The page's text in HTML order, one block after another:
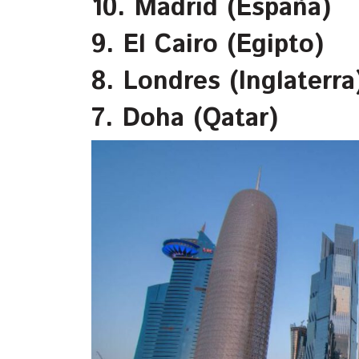
10. Madrid (España)
9. El Cairo (Egipto)
8. Londres
7. Doha (Qatar)